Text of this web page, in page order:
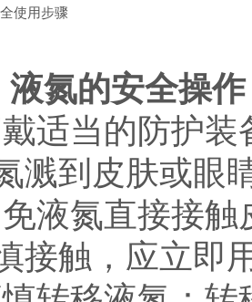
液氮的安全操作
当的防护装
溅到皮肤或眼
氮直接接触
接触，应立即